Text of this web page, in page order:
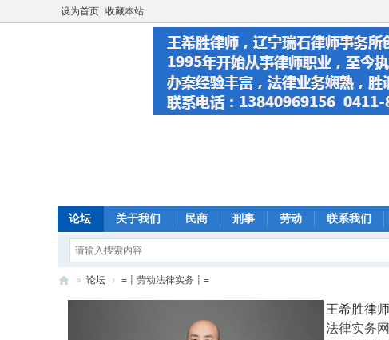
设为首页 收藏本站
论坛 关于我们 民商 刑事 劳动 联系我们
大
» 论坛 › ≡┋劳动法律实务┋≡
王希胜律师
法律实务网